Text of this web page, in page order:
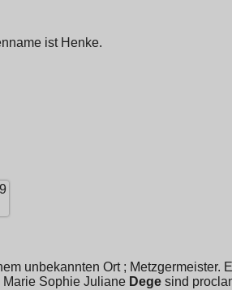
ist Henke.
unbekannten Ort ; Metzgermeister.
Marie Sophie Juliane Dege sind